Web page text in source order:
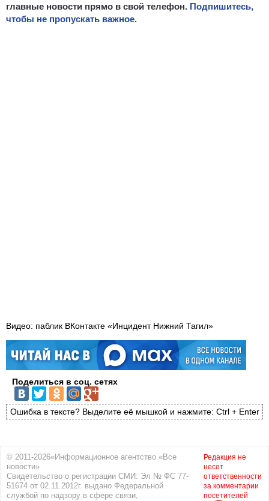
главные новости прямо в свой телефон. Подпишитесь,
чтобы не пропускать важное.
Видео: паблик ВКонтакте «Инцидент Нижний Тагил»
Поделиться в соц. сетях
Ошибка в тексте? Выделите её мышкой и нажмите: Ctrl + Enter
© 2011-2026«Информационное агентство «Все
новости»
Свидетельство о регистрации СМИ: Эл № ФС 77-
51674 от 02.11.2012г. выдано Федеральной
службой по надзору в сфере связи,
Редакция не
несет
ответственности
за комментарии
посетителей